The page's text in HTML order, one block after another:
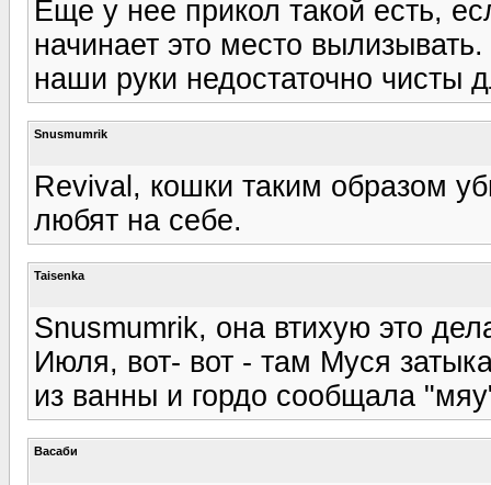
Еще у нее прикол такой есть,
начинает это место
наши руки недостаточно чисты
Snusmumrik
Revival, кошки таким образом
любят на себе.
Taisenka
Snusmumrik, она втихую это
Июля, вот- вот - там Муся
из ванны и гордо сообщала
Васаби